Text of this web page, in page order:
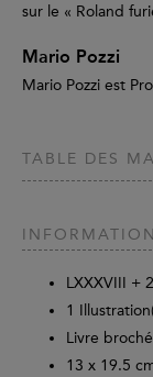
sur le « Roland
Mario Pozzi
Mario Pozzi est
TABLE DES
LXXXVIII +
1
Livre broché
13 x 19.5